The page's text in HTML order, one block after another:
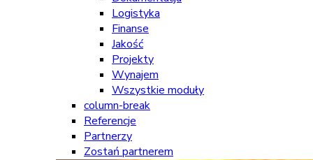
Logistyka
Finanse
Jakość
Projekty
Wynajem
Wszystkie moduły
column-break
Referencje
Partnerzy
Zostań partnerem